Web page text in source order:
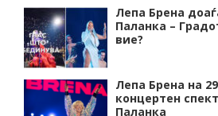
Лепа Брена
Паланка –
вие?
Лепа Брена на
концертен
Паланка